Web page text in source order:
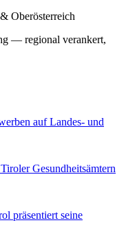
Oberösterreich
— regional verankert,
auf Landes- und
Gesundheitsämtern
präsentiert seine